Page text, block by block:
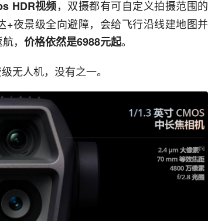
HDR视频，双摄都有可自定义拍摄范围的
+夜景级全向避障，会给飞行沿线建地图并
， 价格依然是6988元起。
无人机，没有之一。